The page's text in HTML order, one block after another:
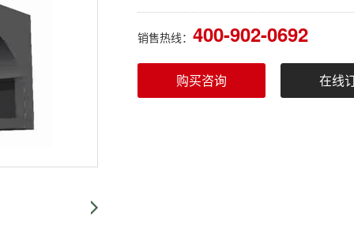
销售热线： 400-902-0692
购买咨询 在线